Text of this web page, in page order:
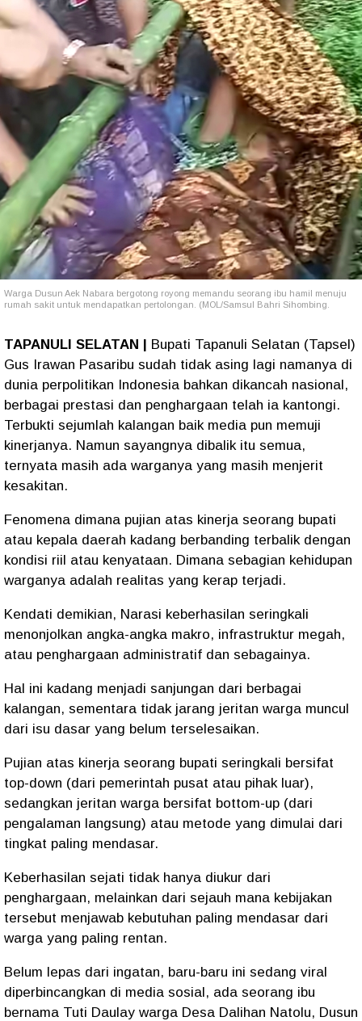
Warga Dusun Aek Nabara bergotong royong memandu seorang ibu hamil menuju
rumah sakit untuk mendapatkan pertolongan. (MOL/Samsul Bahri Sihombing.
TAPANULI SELATAN | Bupati Tapanuli Selatan (Tapsel)
Gus Irawan Pasaribu sudah tidak asing lagi namanya di
dunia perpolitikan Indonesia bahkan dikancah nasional,
berbagai prestasi dan penghargaan telah ia kantongi.
Terbukti sejumlah kalangan baik media pun memuji
kinerjanya. Namun sayangnya dibalik itu semua,
ternyata masih ada warganya yang masih menjerit
kesakitan.
Fenomena dimana pujian atas kinerja seorang bupati
atau kepala daerah kadang berbanding terbalik dengan
kondisi riil atau kenyataan. Dimana sebagian kehidupan
warganya adalah realitas yang kerap terjadi.
Kendati demikian, Narasi keberhasilan seringkali
menonjolkan angka-angka makro, infrastruktur megah,
atau penghargaan administratif dan sebagainya.
Hal ini kadang menjadi sanjungan dari berbagai
kalangan, sementara tidak jarang jeritan warga muncul
dari isu dasar yang belum terselesaikan.
Pujian atas kinerja seorang bupati seringkali bersifat
top-down (dari pemerintah pusat atau pihak luar),
sedangkan jeritan warga bersifat bottom-up (dari
pengalaman langsung) atau metode yang dimulai dari
tingkat paling mendasar.
Keberhasilan sejati tidak hanya diukur dari
penghargaan, melainkan dari sejauh mana kebijakan
tersebut menjawab kebutuhan paling mendasar dari
warga yang paling rentan.
Belum lepas dari ingatan, baru-baru ini sedang viral
diperbincangkan di media sosial, ada seorang ibu
bernama Tuti Daulay warga Desa Dalihan Natolu, Dusun